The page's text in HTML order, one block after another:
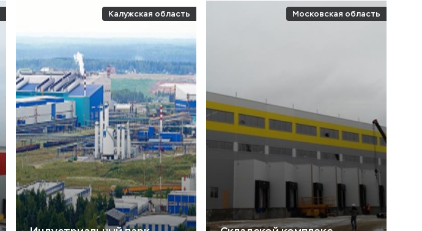
Калужская область Московская область